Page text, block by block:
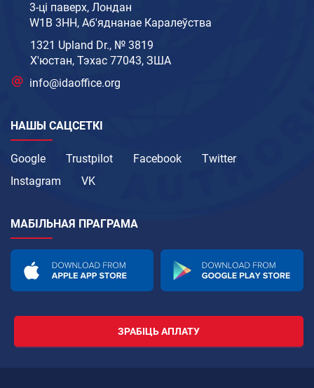
3-ці паверх, Лондан
W1B 3HH, Аб'яднанае Каралеўства
1321 Upland Dr., № 3819
Х'юстан, Тэхас 77043, ЗША
info@idaoffice.org
НАШЫ САЦСЕТКІ
Google Trustpilot Facebook
Twitter
Instagram
VK
МАБІЛЬНАЯ ПРАГРАМА
ЗРАБІЦЬ АПЛАТУ